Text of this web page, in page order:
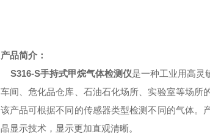
产品简介：
S316-S手持式甲烷气体检测仪是一种工业用高灵
车间、危化品仓库、石油石化场所、实验室等场所
该产品可根据不同的传感器类型检测不同的气体。
晶显示技术，显示更加直观清晰。